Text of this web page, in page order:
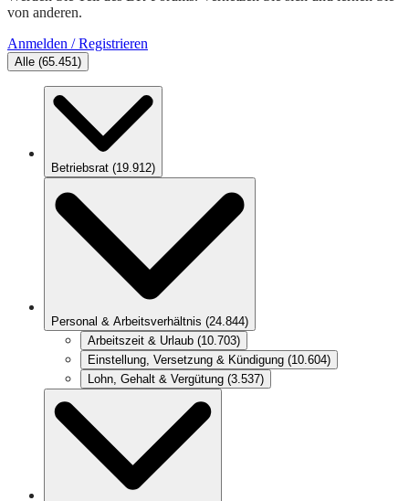
von anderen.
Anmelden / Registrieren
Alle (65.451)
Betriebsrat (19.912)
Personal & Arbeitsverhältnis (24.844)
Arbeitszeit & Urlaub (10.703)
Einstellung, Versetzung & Kündigung (10.604)
Lohn, Gehalt & Vergütung (3.537)